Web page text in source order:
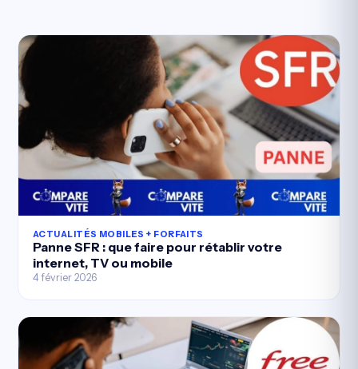
ACTUALITÉS MOBILES + FORFAITS
Panne SFR : que faire pour rétablir votre
internet, TV ou mobile
4 février 2026